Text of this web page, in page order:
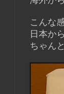
こんな
日本か
ちゃん